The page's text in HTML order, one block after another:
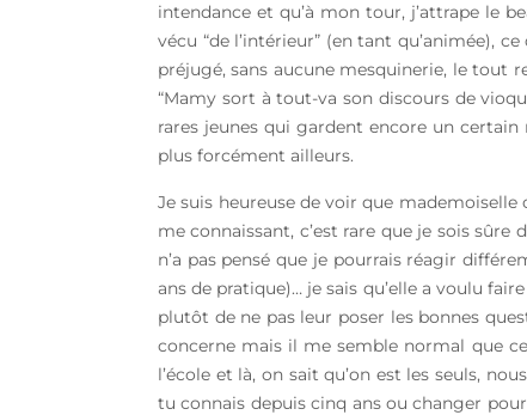
intendance et qu’à mon tour, j’attrape le
vécu “de l’intérieur” (en tant qu’animée),
préjugé, sans aucune mesquinerie, le tout
“Mamy sort à tout-va son discours de
rares jeunes qui gardent encore un
plus forcément ailleurs.
Je suis heureuse de voir que
me connaissant, c’est rare que je sois sûre
n’a pas pensé que je pourrais réagir
ans de pratique)… je sais qu’elle a voulu
plutôt de ne pas leur poser les bonnes
concerne mais il me semble normal que
l’école et là, on sait qu’on est les seuls,
tu connais depuis cinq ans ou changer